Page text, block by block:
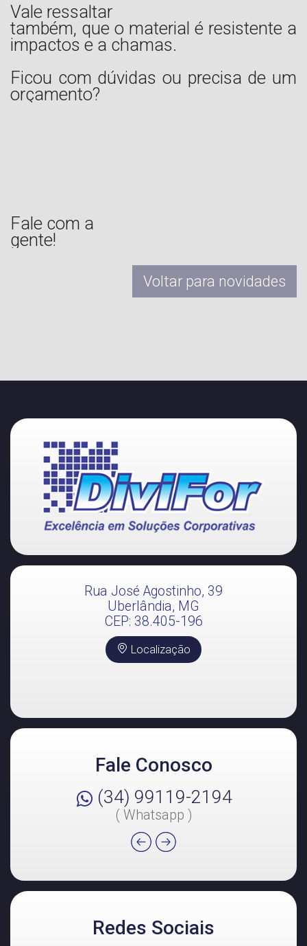
Vale ressaltar
também, que o material é resistente a
impactos e a chamas.
Ficou com dúvidas ou precisa de um
orçamento?
Fale com a
gente!
Voltar para novidades
Rua José Agostinho, 39
Uberlândia, MG
CEP: 38.405-196
Localização
Fale Conosco
(34) 99119-2194
( Whatsapp )
Redes Sociais